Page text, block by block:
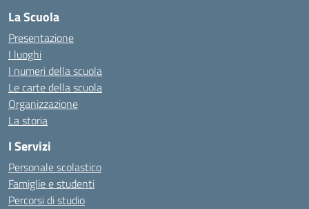
La Scuola
Presentazione
I luoghi
I numeri della scuola
Le carte della scuola
Organizzazione
La storia
I Servizi
Personale scolastico
Famiglie e studenti
Percorsi di studio